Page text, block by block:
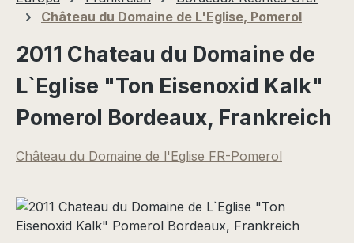
Château du Domaine de L'Eglise, Pomerol
2011 Chateau du Domaine de
L`Eglise "Ton Eisenoxid Kalk"
Pomerol Bordeaux, Frankreich
Château du Domaine de l'Eglise FR-Pomerol
Bildergalerie überspringen